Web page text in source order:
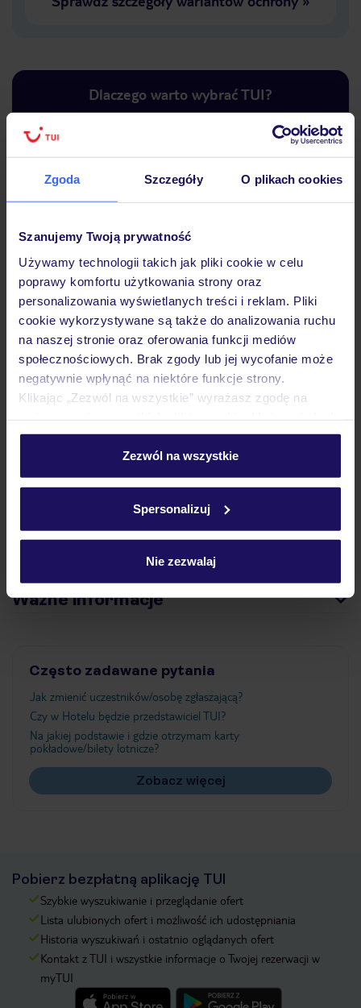
Zgoda Szczegóły O plikach cookies
Szanujemy Twoją prywatność
Używamy technologii takich jak pliki cookie w celu
poprawy komfortu użytkowania strony oraz
personalizowania wyświetlanych treści i reklam. Pliki
cookie wykorzystywane są także do analizowania ruchu
na naszej stronie oraz oferowania funkcji mediów
społecznościowych. Brak zgody lub jej wycofanie może
negatywnie wpłynąć na niektóre funkcje strony.
Klikając „Zezwól na wszystkie” wyrażasz zgodę na
personalizować swój wybór wchodząc w zakładkę
Szczegółowe informacje o plikach cookie znajdziesz
Zezwól na wszystkie
Spersonalizuj
Nie zezwalaj
Dlaczego warto wybrać TUI?
Lider niskich cen
Największe biuro
30 lat w
Hotel
Opinie
Wyżywienie
Atrakcje
Ważne informacje
Często zadawane pytania
Jak zmienić uczestników/osobę zgłaszającą?
Czy w Hotelu będzie przedstawiciel TUI?
Na jakiej podstawie i gdzie otrzymam karty
pokładowe/bilety lotnicze?
Zobacz więcej
Pobierz bezpłatną aplikację TUI
Szybkie wyszukiwanie i przeglądanie ofert
Lista ulubionych ofert i możliwość ich udostępniania
Historia wyszukiwań i ostatnio oglądanych ofert
Kontakt z TUI i wszystkie informacje o Twojej rezerwacji w
myTUI